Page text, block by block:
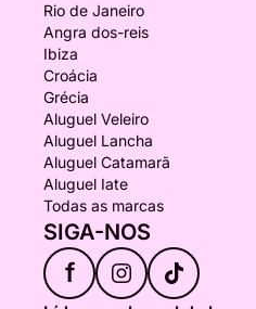
Rio de Janeiro
Angra dos-reis
Ibiza
Croácia
Grécia
Aluguel Veleiro
Aluguel Lancha
Aluguel Catamarã
Aluguel Iate
Todas as marcas
SIGA-NOS
f